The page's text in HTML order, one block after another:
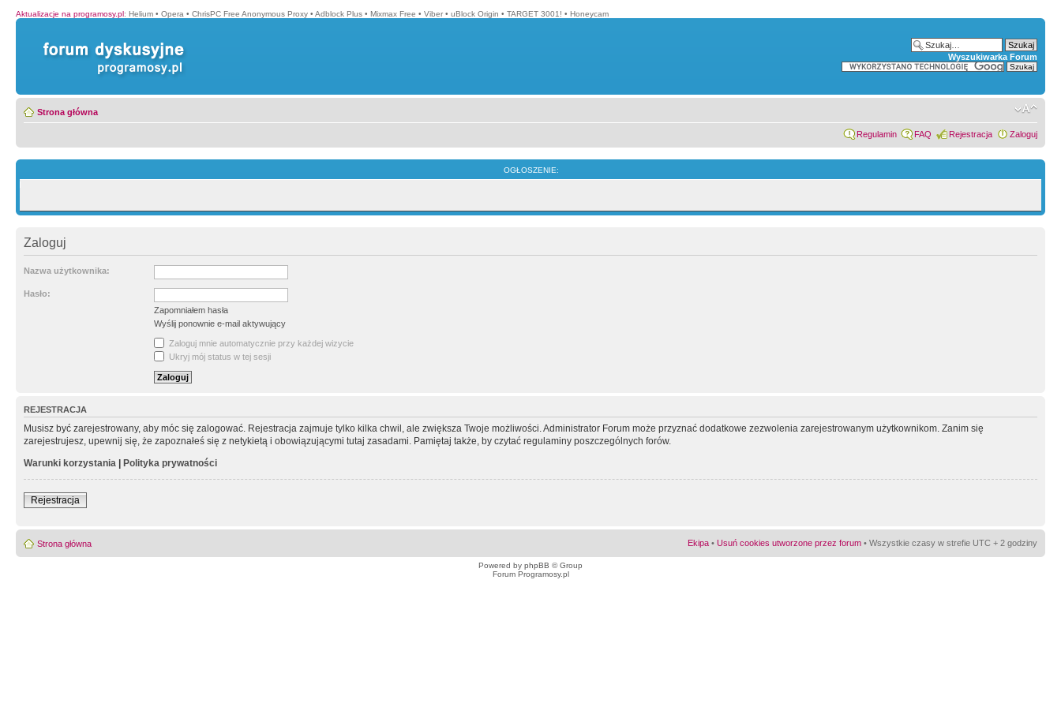
Aktualizacje na programosy.pl: Helium • Opera • ChrisPC Free Anonymous Proxy • Adblock Plus • Mixmax Free • Viber • uBlock Origin • TARGET 3001! • Honeycam
Wyszukiwarka Forum
Strona główna
Regulamin FAQ Rejestracja Zaloguj
OGŁOSZENIE:
Zaloguj
Nazwa użytkownika:
Hasło:
Zapomniałem hasła
Wyślij ponownie e-mail aktywujący
Zaloguj mnie automatycznie przy każdej wizycie
Ukryj mój status w tej sesji
REJESTRACJA
Musisz być zarejestrowany, aby móc się zalogować. Rejestracja zajmuje tylko kilka chwil, ale zwiększa Twoje możliwości. Administrator Forum może przyznać dodatkowe zezwolenia zarejestrowanym użytkownikom. Zanim się
zarejestrujesz, upewnij się, że zapoznałeś się z netykietą i obowiązującymi tutaj zasadami. Pamiętaj także, by czytać regulaminy poszczególnych forów.
Warunki korzystania | Polityka prywatności
Rejestracja
Strona główna Ekipa • Usuń cookies utworzone przez forum • Wszystkie czasy w strefie UTC + 2 godziny
Powered by phpBB © Group
Forum Programosy.pl